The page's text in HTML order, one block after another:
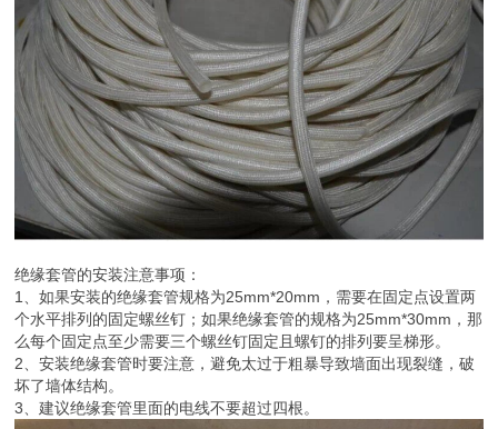
3、绝缘套管可以杜绝老鼠、蛇等小动物引起的短路故障；
4、绝缘套管可以防止酸、碱、盐等化学物质对母排的腐蚀；
5、绝缘套管可以防止检修人员误入带电间隙造成意外伤害。